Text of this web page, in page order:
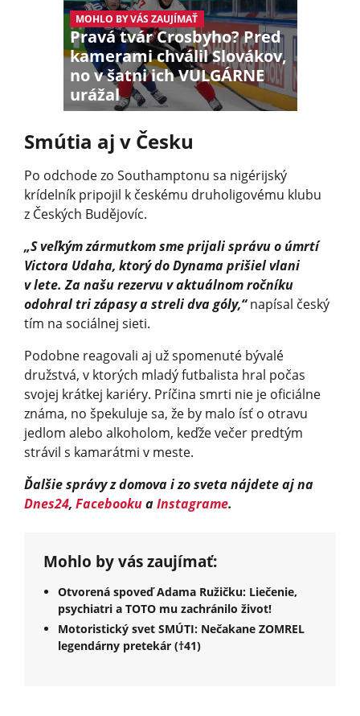
MOHLO BY VÁS ZAUJÍMAŤ
Pravá tvár Crosbyho? Pred
kamerami chválil Slovákov,
no v šatni ich VULGÁRNE
urážal
Smútia aj v Česku
Po odchode zo Southamptonu sa nigérijský
krídelník pripojil k českému druholigovému klubu
z Českých Budějovíc.
„S veľkým zármutkom sme prijali správu o úmrtí
Victora Udaha, ktorý do Dynama prišiel vlani
v lete. Za našu rezervu v aktuálnom ročníku
odohral tri zápasy a streli dva góly,“napísal český
tím na sociálnej sieti.
Podobne reagovali aj už spomenuté bývalé
družstvá, v ktorých mladý futbalista hral počas
svojej krátkej kariéry. Príčina smrti nie je oficiálne
známa, no špekuluje sa, že by malo ísť o otravu
jedlom alebo alkoholom, keďže večer predtým
strávil s kamarátmi v meste.
Ďalšie správy z domova i zo sveta nájdete aj na
Dnes24, FacebookuaInstagrame.
Mohlo by vás zaujímať:
Otvorená spoveď Adama Ružičku: Liečenie,
psychiatri a TOTO mu zachránilo život!
Motoristický svet SMÚTI: Nečakane ZOMREL
legendárny pretekár (†41)